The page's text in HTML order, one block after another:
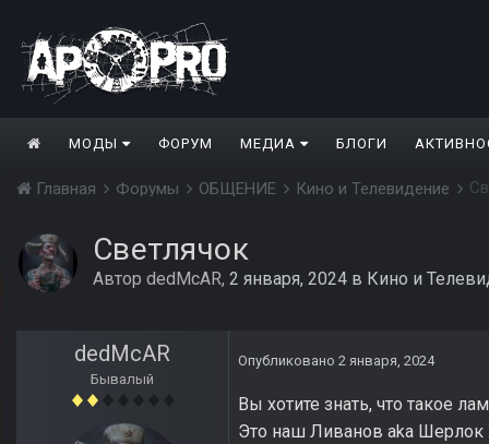
МОДЫ ФОРУМ МЕДИА БЛОГИ
Главная Форумы ОБЩЕНИЕ Кино и Телевидение
Светлячок
Автор dedMcAR, 2 января, 2024 в Кино и
dedMcAR
Бывалый
Опубликовано 2 января, 2024
Вы хотите знать, что такое
Это наш Ливанов aka Шерлок